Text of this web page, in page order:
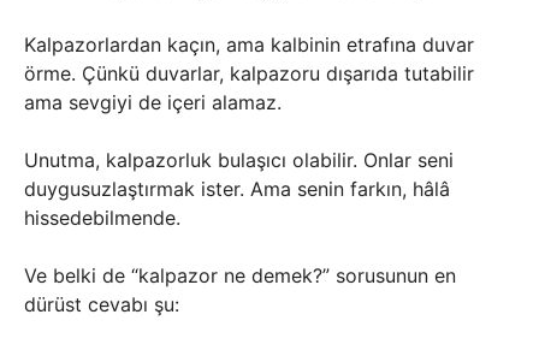
Kalpazorlardan kaçın, ama kalbinin etrafına duvar
örme. Çünkü duvarlar, kalpazoru dışarıda tutabilir
ama sevgiyi de içeri alamaz.
Unutma, kalpazorluk bulaşıcı olabilir. Onlar seni
duygusuzlaştırmak ister. Ama senin farkın, hâlâ
hissedebilmende.
Ve belki de “kalpazor ne demek?” sorusunun en
dürüst cevabı şu: